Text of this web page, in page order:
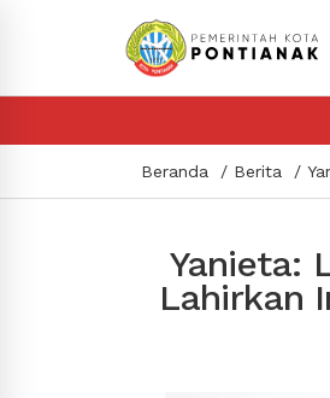
Beranda Berita
Yanieta:
Lahirkan